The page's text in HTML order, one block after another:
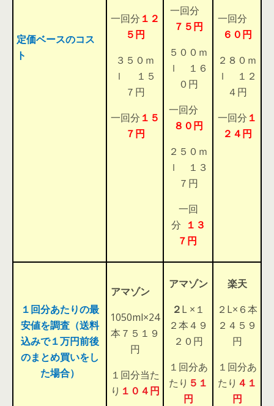
定価ベースのコス
ト
一回分 １２
５円
３５０ｍ
ｌ １５
７円
一回分 １５
７円
一回分
７５円
５００ｍ
ｌ １６
０円
一回分
８０円
２５０ｍ
ｌ １３
７円
一回
分 １３
７円
一回分
６０円
２８０ｍ
ｌ １２
４円
一回分 １
２４円
１回分あたりの最
安値を調査（送料
込みで１万円前後
のまとめ買いをし
た場合）
アマゾン
1050ml×24
本７５１９
円
１回分当た
り １０４円
アマゾン
２L ×１
２本４９
２０円
１回分あ
たり ５１
円
楽天
２L×６本
２４５９
円
１回分あ
たり ４１
円